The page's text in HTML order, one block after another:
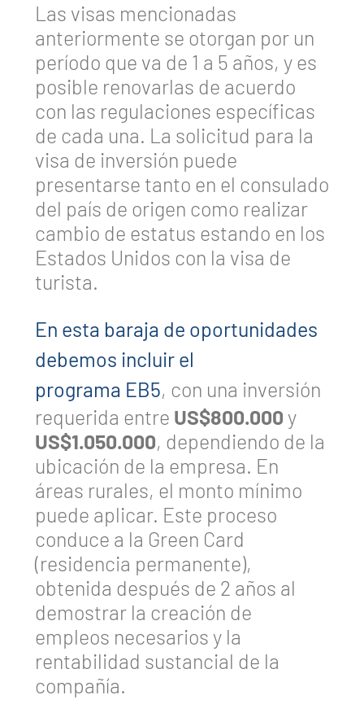
Las visas mencionadas
anteriormente se otorgan por un
período que va de 1 a 5 años, y es
posible renovarlas de acuerdo
con las regulaciones específicas
de cada una. La solicitud para la
visa de inversión puede
presentarse tanto en el consulado
del país de origen como realizar
cambio de estatus estando en los
Estados Unidos con la visa de
turista.
En esta baraja de oportunidades
debemos incluir el
programa EB5, con una inversión
requerida entre US$800.000 y
US$1.050.000, dependiendo de la
ubicación de la empresa. En
áreas rurales, el monto mínimo
puede aplicar. Este proceso
conduce a la Green Card
(residencia permanente),
obtenida después de 2 años al
demostrar la creación de
empleos necesarios y la
rentabilidad sustancial de la
compañía.